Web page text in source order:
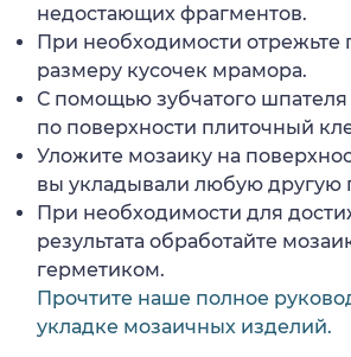
недостающих фрагментов.
При необходимости
размеру кусочек мрамора.
С помощью зубчатого
по поверхности плиточный
Уложите мозаику на
вы укладывали любую другую
При необходимости для
результата обработайте
герметиком.
Прочтите наше полное
укладке мозаичных изделий.